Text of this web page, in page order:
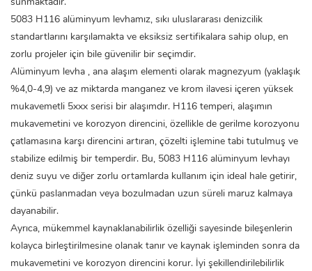
5083 H116 alüminyum levhamız, sıkı uluslararası denizcilik
standartlarını karşılamakta ve eksiksiz sertifikalara sahip olup, en
zorlu projeler için bile güvenilir bir seçimdir.
Alüminyum levha , ana alaşım elementi olarak magnezyum (yaklaşık
%4,0-4,9) ve az miktarda manganez ve krom ilavesi içeren yüksek
mukavemetli 5xxx serisi bir alaşımdır. H116 temperi, alaşımın
mukavemetini ve korozyon direncini, özellikle de gerilme korozyonu
çatlamasına karşı direncini artıran, çözelti işlemine tabi tutulmuş ve
stabilize edilmiş bir temperdir. Bu, 5083 H116 alüminyum levhayı
deniz suyu ve diğer zorlu ortamlarda kullanım için ideal hale getirir,
çünkü paslanmadan veya bozulmadan uzun süreli maruz kalmaya
dayanabilir.
Ayrıca, mükemmel kaynaklanabilirlik özelliği sayesinde bileşenlerin
kolayca birleştirilmesine olanak tanır ve kaynak işleminden sonra da
mukavemetini ve korozyon direncini korur. İyi şekillendirilebilirlik